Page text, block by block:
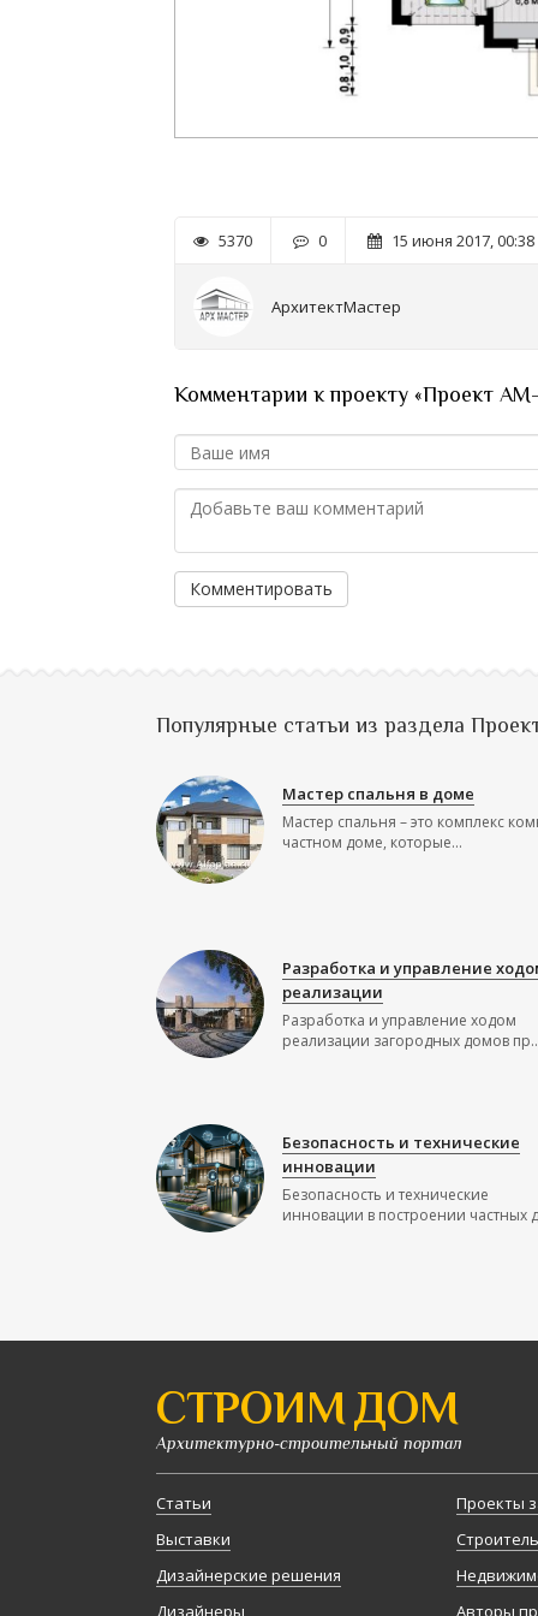
5370 0 15 июня 2017, 00:38
АрхитектМастер
Комментарии к проекту «Проект AM-
Комментировать
Популярные статьи из раздела
Мастер спальня в доме
Мастер спальня – это комплекс
частном доме, которые...
Разработка и управление
реализации
Разработка и управление ходом
реализации загородных домов
Безопасность и технические
инновации
Безопасность и технические
инновации в построении частных
СТРОИМ ДОМ
Архитектурно-строительный портал
Статьи
Выставки
Дизайнерские решения
Дизайнеры
Проекты
Авторы